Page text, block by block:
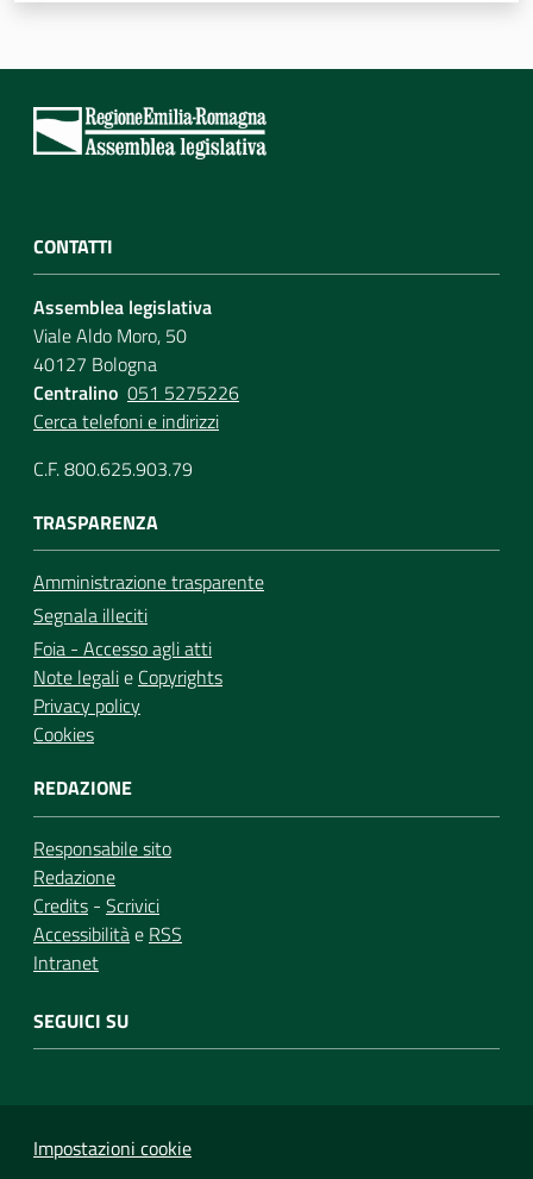
CONTATTI
Assemblea legislativa
Viale Aldo Moro, 50
40127 Bologna
Centralino 051 5275226
Cerca telefoni e indirizzi
C.F. 800.625.903.79
TRASPARENZA
Amministrazione trasparente
Segnala illeciti
Foia - Accesso agli atti
Note legalie Copyrights
Privacy policy
Cookies
REDAZIONE
Responsabile sito
Redazione
Credits - Scrivici
Accessibilitàe RSS
Intranet
SEGUICI SU
Impostazioni cookie